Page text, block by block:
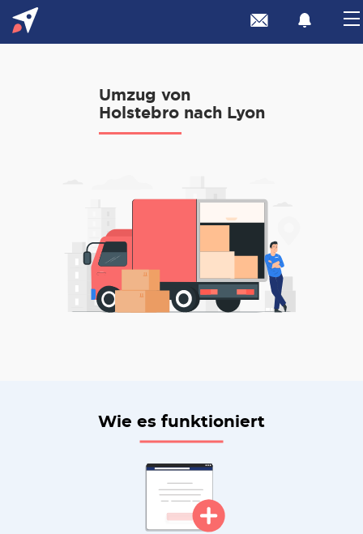
Umzug von
Holstebro nach Lyon
Wie es funktioniert